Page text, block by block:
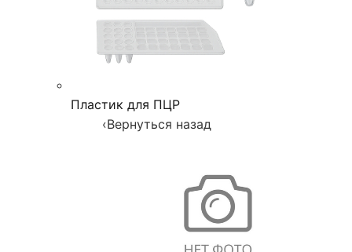
Пластик для ПЦР
‹Вернуться назад